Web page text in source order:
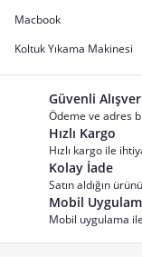
Macbook
Koltuk Yıkama Makinesi
Güvenli
Ödeme ve adres
Hızlı Kargo
Hızlı kargo ile
Kolay İade
Satın aldığın
Mobil
Mobil uygulama